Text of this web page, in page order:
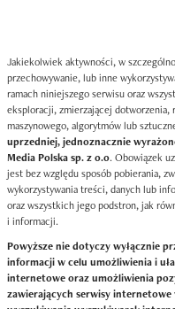
Jakiekolwiek aktywności, w
przechowywanie, lub inne
ramach niniejszego serwisu oraz
eksploracji, zmierzającej
maszynowego, algorytmów lub
uprzedniej, jednoznacznie
Media Polska sp. z o.o. Obowiązek
jest bez względu sposób pobierania,
wykorzystywania treści, danych lub
oraz wszystkich jego podstron, jak
i informacji.
Powyższe nie dotyczy wyłącznie
informacji w celu umożliwienia i
internetowe oraz umożliwienia
zawierających serwisy